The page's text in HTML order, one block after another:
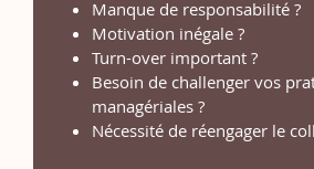
Manque de responsabilité ?
Motivation inégale ?
Turn-over important ?
Besoin de challenger vos
managériales ?
Nécessité de réengager le